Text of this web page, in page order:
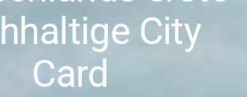
City
Card